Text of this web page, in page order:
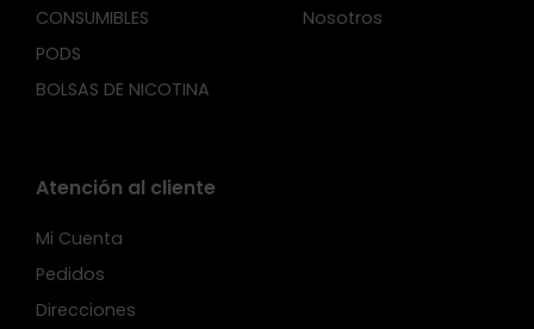
CONSUMIBLES
PODS
BOLSAS DE NICOTINA
Nosotros
Atención al cliente
Mi Cuenta
Pedidos
Direcciones